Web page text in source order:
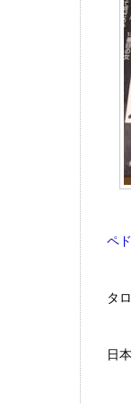
ペ
タ
日